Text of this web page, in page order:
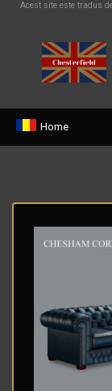
Acest site este tradus
Home